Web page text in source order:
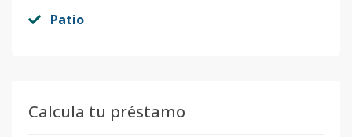
Patio
Calcula tu préstamo